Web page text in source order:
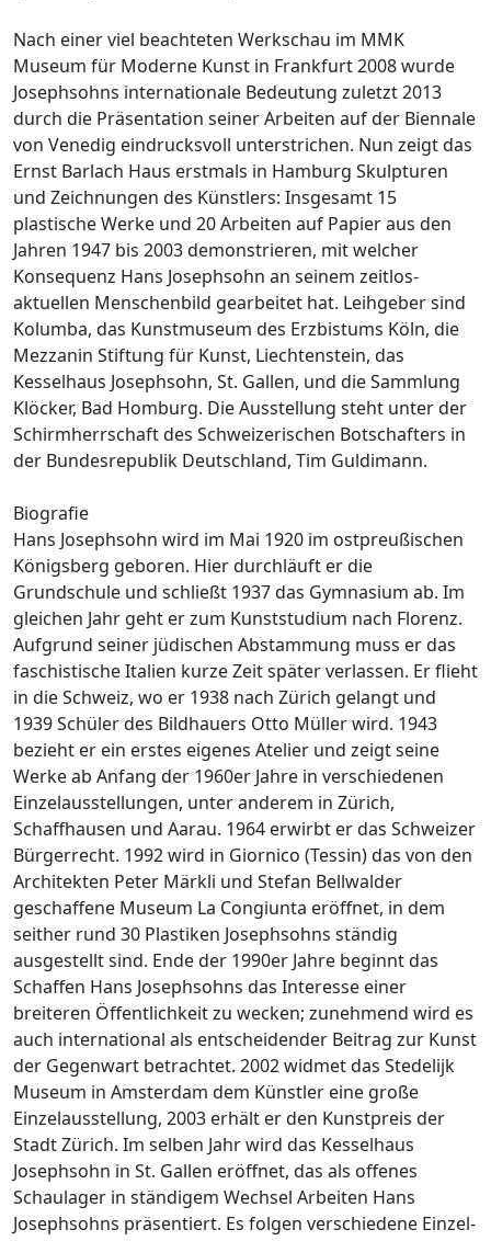
Nach einer viel beachteten Werkschau im MMK
Museum für Moderne Kunst in Frankfurt 2008 wurde
Josephsohns internationale Bedeutung zuletzt 2013
durch die Präsentation seiner Arbeiten auf der Biennale
von Venedig eindrucksvoll unterstrichen. Nun zeigt das
Ernst Barlach Haus erstmals in Hamburg Skulpturen
und Zeichnungen des Künstlers: Insgesamt 15
plastische Werke und 20 Arbeiten auf Papier aus den
Jahren 1947 bis 2003 demonstrieren, mit welcher
Konsequenz Hans Josephsohn an seinem zeitlos-
aktuellen Menschenbild gearbeitet hat. Leihgeber sind
Kolumba, das Kunstmuseum des Erzbistums Köln, die
Mezzanin Stiftung für Kunst, Liechtenstein, das
Kesselhaus Josephsohn, St. Gallen, und die Sammlung
Klöcker, Bad Homburg. Die Ausstellung steht unter der
Schirmherrschaft des Schweizerischen Botschafters in
der Bundesrepublik Deutschland, Tim Guldimann.
Biografie
Hans Josephsohn wird im Mai 1920 im ostpreußischen
Königsberg geboren. Hier durchläuft er die
Grundschule und schließt 1937 das Gymnasium ab. Im
gleichen Jahr geht er zum Kunststudium nach Florenz.
Aufgrund seiner jüdischen Abstammung muss er das
faschistische Italien kurze Zeit später verlassen. Er flieht
in die Schweiz, wo er 1938 nach Zürich gelangt und
1939 Schüler des Bildhauers Otto Müller wird. 1943
bezieht er ein erstes eigenes Atelier und zeigt seine
Werke ab Anfang der 1960er Jahre in verschiedenen
Einzelausstellungen, unter anderem in Zürich,
Schaffhausen und Aarau. 1964 erwirbt er das Schweizer
Bürgerrecht. 1992 wird in Giornico (Tessin) das von den
Architekten Peter Märkli und Stefan Bellwalder
geschaffene Museum La Congiunta eröffnet, in dem
seither rund 30 Plastiken Josephsohns ständig
ausgestellt sind. Ende der 1990er Jahre beginnt das
Schaffen Hans Josephsohns das Interesse einer
breiteren Öffentlichkeit zu wecken; zunehmend wird es
auch international als entscheidender Beitrag zur Kunst
der Gegenwart betrachtet. 2002 widmet das Stedelijk
Museum in Amsterdam dem Künstler eine große
Einzelausstellung, 2003 erhält er den Kunstpreis der
Stadt Zürich. Im selben Jahr wird das Kesselhaus
Josephsohn in St. Gallen eröffnet, das als offenes
Schaulager in ständigem Wechsel Arbeiten Hans
Josephsohns präsentiert. Es folgen verschiedene Einzel-